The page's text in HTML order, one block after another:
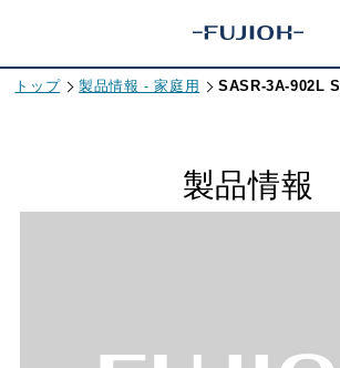
トップ 製品情報 - 家庭用 SASR-3A-902L SI
製品情報